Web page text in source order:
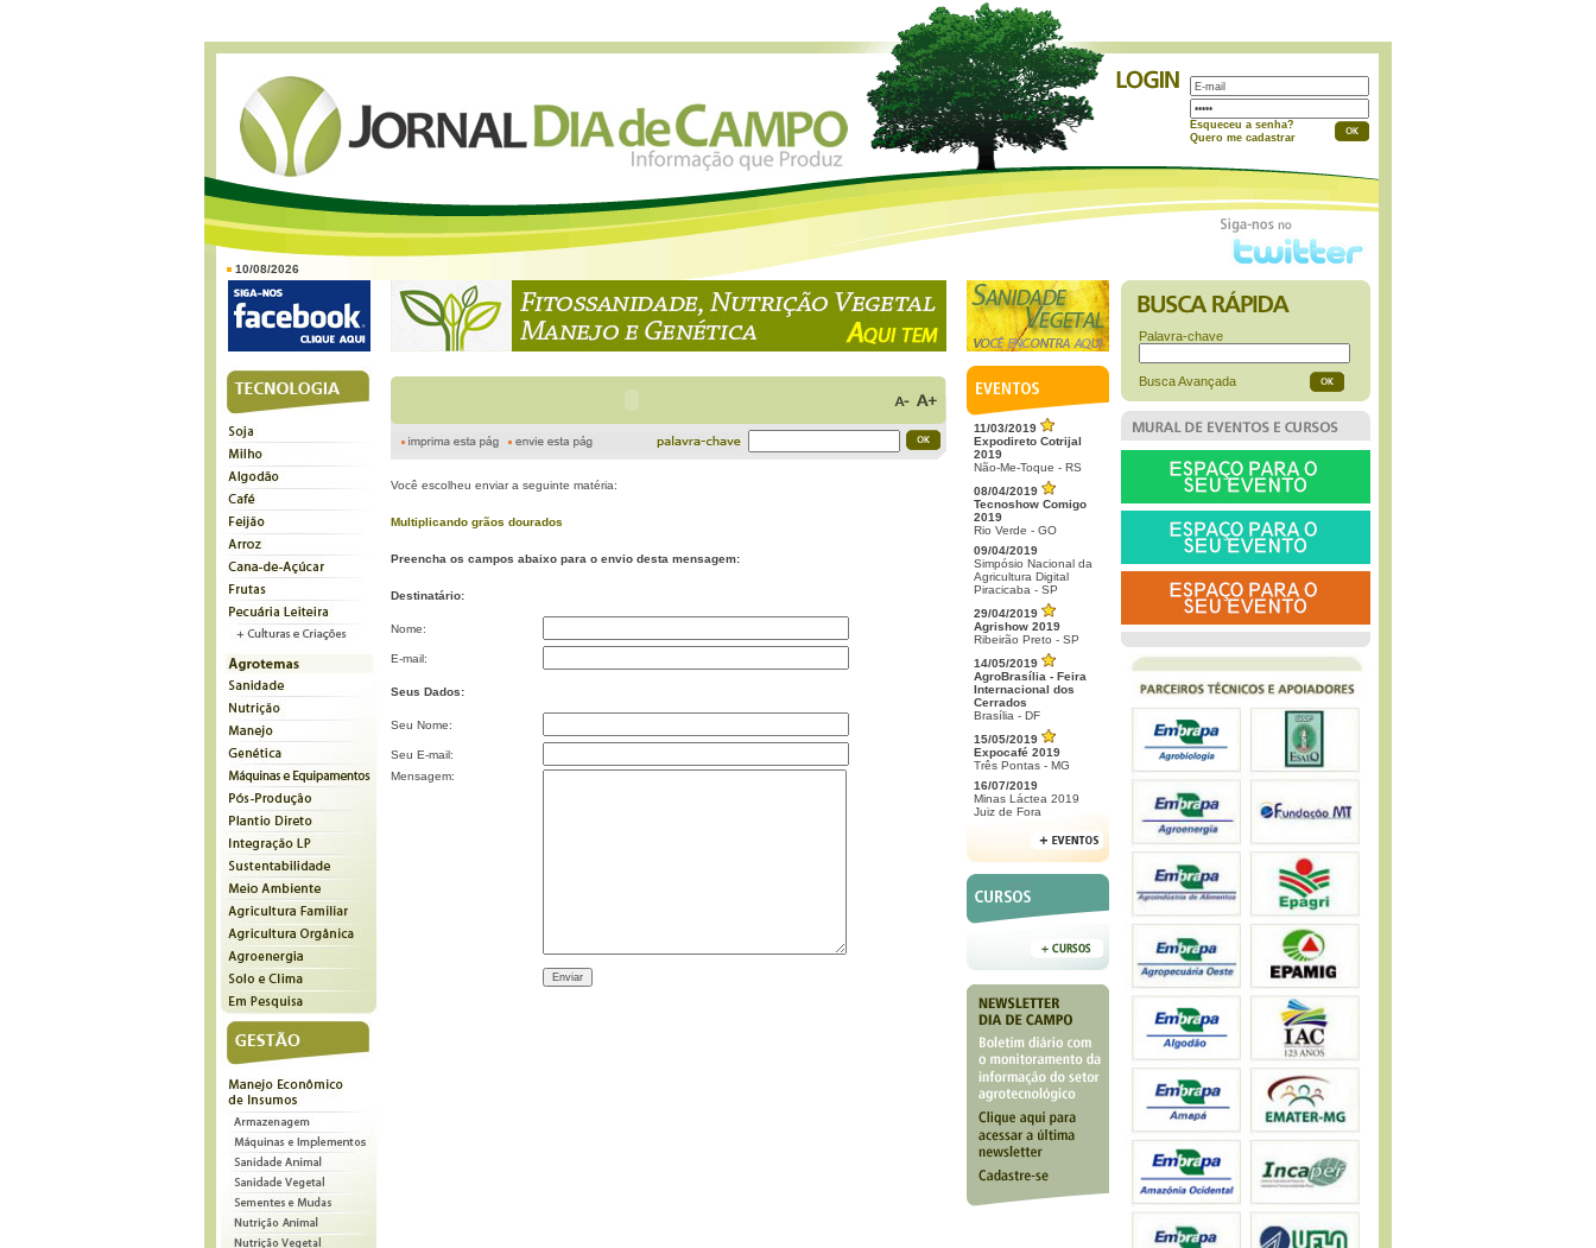
Esqueceu a senha?
Quero me cadastrar
10/08/2026
Você escolheu enviar a seguinte matéria:
Multiplicando grãos dourados
Preencha os campos abaixo para o envio desta mensagem:
Destinatário:
Nome:
E-mail:
Seus Dados:
Seu Nome:
Seu E-mail:
Mensagem:
11/03/2019
Expodireto Cotrijal
2019
Não-Me-Toque - RS
08/04/2019
Tecnoshow Comigo
2019
Rio Verde - GO
09/04/2019
Simpósio Nacional da
Agricultura Digital
Piracicaba - SP
29/04/2019
Agrishow 2019
Ribeirão Preto - SP
14/05/2019
AgroBrasília - Feira
Internacional dos
Cerrados
Brasília - DF
15/05/2019
Expocafé 2019
Três Pontas - MG
16/07/2019
Minas Láctea 2019
Juiz de Fora
Palavra-chave
Busca Avançada